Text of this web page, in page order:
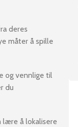
deres
måter å spille
og vennlige til
du
lære å lokalisere